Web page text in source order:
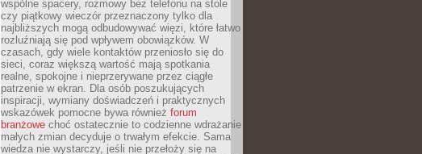
wspólne spacery, rozmowy bez telefonu na stole
czy piątkowy wieczór przeznaczony tylko dla
najbliższych mogą odbudowywać więzi, które łatwo
rozluźniają się pod wpływem obowiązków. W
czasach, gdy wiele kontaktów przeniosło się do
sieci, coraz większą wartość mają spotkania
realne, spokojne i nieprzerywane przez ciągłe
patrzenie w ekran. Dla osób poszukujących
inspiracji, wymiany doświadczeń i praktycznych
wskazówek pomocne bywa również forum
branżowe choć ostatecznie to codzienne wdrażanie
małych zmian decyduje o trwałym efekcie. Sama
wiedza nie wystarczy, jeśli nie przełoży się na